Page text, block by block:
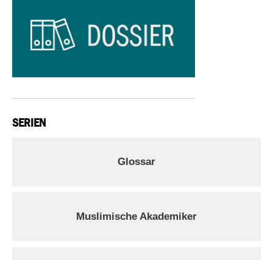
SERIEN
Glossar
Muslimische Akademiker